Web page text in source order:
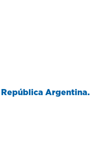
República Argentina.